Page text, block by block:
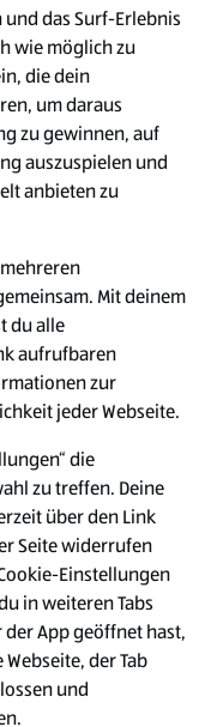
W
i
r
d
a
u
f
W
i
r
d
a
das Surf-Erlebnis
wie möglich zu
die dein
um daraus
zu gewinnen, auf
auszuspielen und
anbieten zu
Mit deinem
du alle
aufrufbaren
zur
jeder Webseite.
die
zu treffen. Deine
über den Link
Seite widerrufen
Einstellungen
in weiteren Tabs
App geöffnet hast,
der Tab
und